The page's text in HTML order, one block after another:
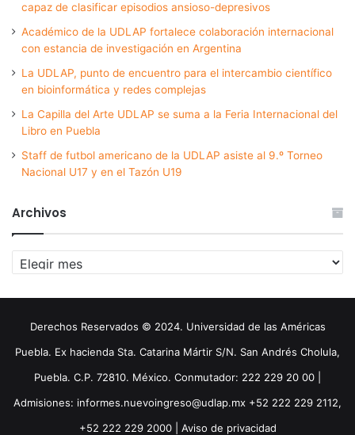
capaz de clasificar episodios ansioso-depresivos
Académico de la UDLAP fortalece colaboración internacional
con estancia de investigación en Argentina
La UDLAP, punto de encuentro para el intercambio científico
en bioinformática y redes complejas
La Capilla del Arte UDLAP se suma a la Feria Internacional del
Libro en Puebla
Staff de futbol americano de la UDLAP asiste al 9.º Torneo
Nacional U17 y en el Tazón U19
Archivos
Archivos
Derechos Reservados © 2024. Universidad de las Américas
Puebla. Ex hacienda Sta. Catarina Mártir S/N. San Andrés Cholula,
Puebla. C.P. 72810. México. Conmutador: 222 229 20 00 |
Admisiones: informes.nuevoingreso@udlap.mx +52 222 229 2112,
+52 222 229 2000 | Aviso de privacidad